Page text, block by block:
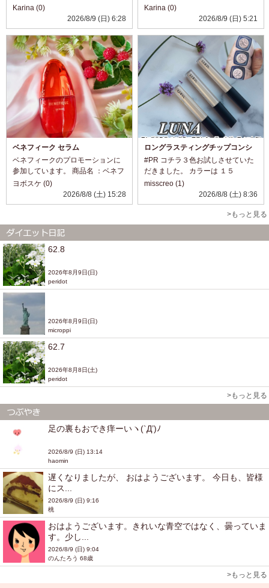
@nameraka_honpo 豆乳イソフラ
ボンでおなじみの、 なめらか本舗
から登場したミルク化粧水。 化粧
水のみずみずしさと、 乳液のよ
う...
Karina (0)
2026/8/9 (日) 6:28
ブルームドール ​モイスチャーイ
ン シャンプー​」 「ディアボー
テ ブルームドール ​モイスチャ
ーイン トリートメント」
@dearbeau...
Karina (0)
2026/8/9 (日) 5:21
ベネフィーク セラム
ベネフィークのプロモーションに
参加しています。 商品名 ：ベネフ
ィーク セラム 透明ジェルと赤い粒
から成っているセラム。 キレイな
色味です。 のびがよく、なめらか
...
ヨボスケ (0)
2026/8/8 (土) 15:28
ロングラスティングチップコンシ
ーラーカバーフィットEX
#PR コチラ３色お試しさせていた
だきました。 カラーは １５
C １７
N ２１N です。
２０色もあるので色選びが大変そ
うですが ぴったり合う色を選べた
ら 毎日のメイ...
misscreo (1)
2026/8/8 (土) 8:36
>もっと見る
62.8
2026年8月9日(日)
peridot
2026年8月9日(日)
microppi
62.7
2026年8月8日(土)
peridot
>もっと見る
足の裏もおでき痒ーいヽ(`Д’)ﾉ
2026/8/9 (日) 13:14
haomin
遅くなりましたが、 おはようございます。 今日も、皆様
にス...
2026/8/9 (日) 9:16
桃
おはようございます。きれいな青空ではなく、曇っていま
す。少し...
2026/8/9 (日) 9:04
のんたろう 68歳
>もっと見る